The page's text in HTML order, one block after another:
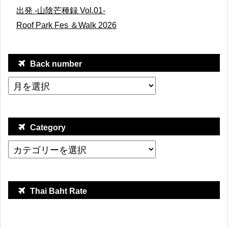
出発 -山陰芒種録 Vol.01-
Roof Park Fes ＆Walk 2026
Back number
Category
Thai Baht Rate